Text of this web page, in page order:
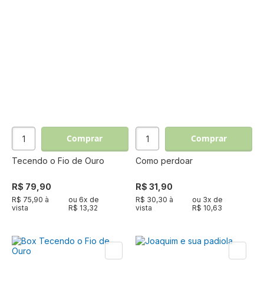
Comprar
Tecendo o Fio de Ouro
R$ 79,90
R$ 75,90 à
vista
ou 6x de
R$ 13,32
Comprar
Como perdoar
R$ 31,90
R$ 30,30 à
vista
ou 3x de
R$ 10,63